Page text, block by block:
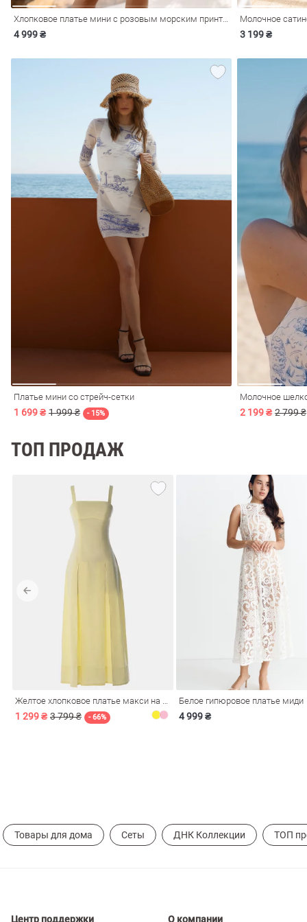
4 999 ₴ 3 199 ₴
Платье мини со стрейч-сетки
1 699 ₴ 1 999 ₴ - 15% 2 199 ₴ 2 799 ₴
ТОП ПРОДАЖ
Желтое хлопковое платье макси на бретелях
1 299 ₴ 3 799 ₴ - 66%
Белое гипюровое платье миди
4 999 ₴
Товары для дома Сеты ДНК Коллекции ТОП
Центр поддержки О компании